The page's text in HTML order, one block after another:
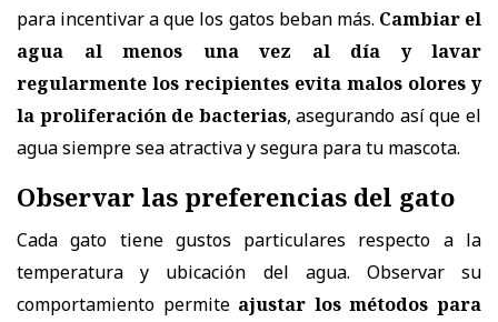
para incentivar a que los gatos beban más. Cambiar el
agua al menos una vez al día y lavar
regularmente los recipientes evita malos olores y
la proliferación de bacterias, asegurando así que el
agua siempre sea atractiva y segura para tu mascota.
Observar las preferencias del gato
Cada gato tiene gustos particulares respecto a la
temperatura y ubicación del agua. Observar su
comportamiento permite ajustar los métodos para